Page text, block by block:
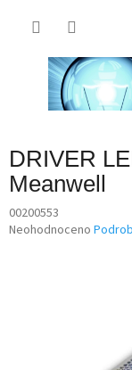
DRIVER
Meanwell
00200553
Průměrné
Neohodnoceno